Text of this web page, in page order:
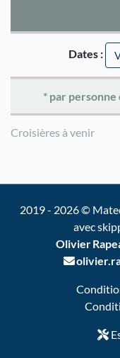
Croisières à venir
Dates :
* par personne
2019 - 2026 ©
avec
Olivier